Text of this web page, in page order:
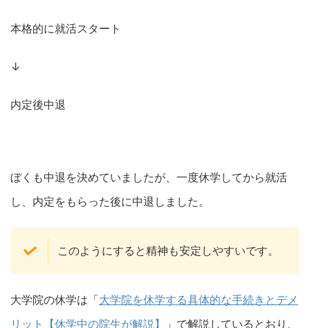
本格的に就活スタート
↓
内定後中退
ぼくも中退を決めていましたが、一度休学してから就活
し、内定をもらった後に中退しました。
このようにすると精神も安定しやすいです。
大学院の休学は「大学院を休学する具体的な手続きとデメ
リット【休学中の院生が解説】
」で解説しているとおり、